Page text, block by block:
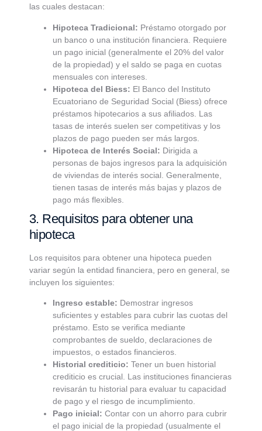
las cuales destacan:
Hipoteca Tradicional: Préstamo otorgado por
un banco o una institución financiera. Requiere
un pago inicial (generalmente el 20% del valor
de la propiedad) y el saldo se paga en cuotas
mensuales con intereses.
Hipoteca del Biess: El Banco del Instituto
Ecuatoriano de Seguridad Social (Biess) ofrece
préstamos hipotecarios a sus afiliados. Las
tasas de interés suelen ser competitivas y los
plazos de pago pueden ser más largos.
Hipoteca de Interés Social: Dirigida a
personas de bajos ingresos para la adquisición
de viviendas de interés social. Generalmente,
tienen tasas de interés más bajas y plazos de
pago más flexibles.
3. Requisitos para obtener una
hipoteca
Los requisitos para obtener una hipoteca pueden
variar según la entidad financiera, pero en general, se
incluyen los siguientes:
Ingreso estable: Demostrar ingresos
suficientes y estables para cubrir las cuotas del
préstamo. Esto se verifica mediante
comprobantes de sueldo, declaraciones de
impuestos, o estados financieros.
Historial crediticio: Tener un buen historial
crediticio es crucial. Las instituciones financieras
revisarán tu historial para evaluar tu capacidad
de pago y el riesgo de incumplimiento.
Pago inicial: Contar con un ahorro para cubrir
el pago inicial de la propiedad (usualmente el